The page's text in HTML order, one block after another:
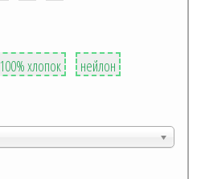
4
100% хлопок
2
нейлон